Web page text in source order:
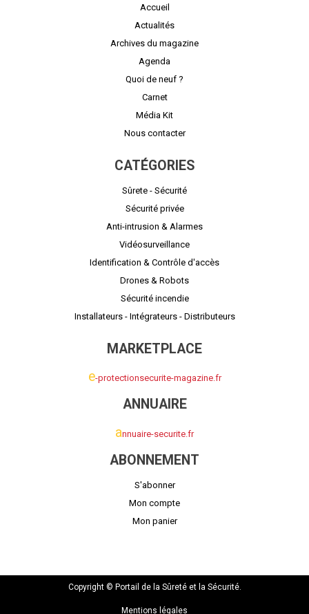
Accueil
Actualités
Archives du magazine
Agenda
Quoi de neuf ?
Carnet
Média Kit
Nous contacter
CATÉGORIES
Sûrete - Sécurité
Sécurité privée
Anti-intrusion & Alarmes
Vidéosurveillance
Identification & Contrôle d'accès
Drones & Robots
Sécurité incendie
Installateurs - Intégrateurs - Distributeurs
MARKETPLACE
e-protectionsecurite-magazine.fr
ANNUAIRE
annuaire-securite.fr
ABONNEMENT
S'abonner
Mon compte
Mon panier
Copyright © Portail de la Sûreté et la Sécurité.
Mentions légales